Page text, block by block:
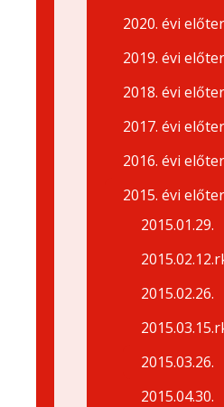
2020. évi
2019. évi
2018. évi
2017. évi
2016. évi
2015. évi
2015.01.29.
2015.02.26.
2015.03.26.
2015.04.30.